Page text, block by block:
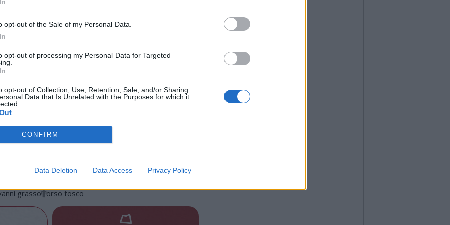
opt-out of the Sale of my Personal Data.
opt-out of processing my Personal Data for Targeted
opt-out of Collection, Use, Retention, Sale, and/or Sharing
Data that Is Unrelated with the Purposes for which it
CONFIRM
Data Deletion Data Access Privacy Policy
completo della rassegna sono disponibili sul
12 Giugno 2026
crediamo che una buona informazione
vita di tutti. Ogni giorno lavoriamo cercando di
critico.
Abbonati a VareseNews
grasso orso tosco